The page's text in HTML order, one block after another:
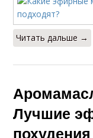
Читать дальше →
Лучшие
похудения